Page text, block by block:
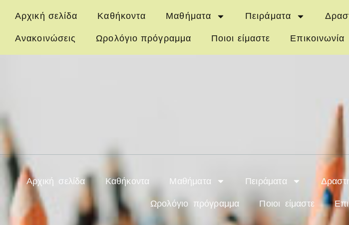
Αρχική σελίδα Καθήκοντα Μαθήματα Πειράματα
Ανακοινώσεις
Ωρολόγιο πρόγραμμα Ποιοι είμαστε Επικοινωνία
Αρχική σελίδα Καθήκοντα Μαθήματα Πειράματα
Ωρολόγιο πρόγραμμα Ποιοι είμαστε